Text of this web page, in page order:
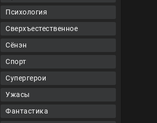
Психология
Сверхъестественное
Сёнэн
Спорт
Супергерои
Ужасы
Фантастика